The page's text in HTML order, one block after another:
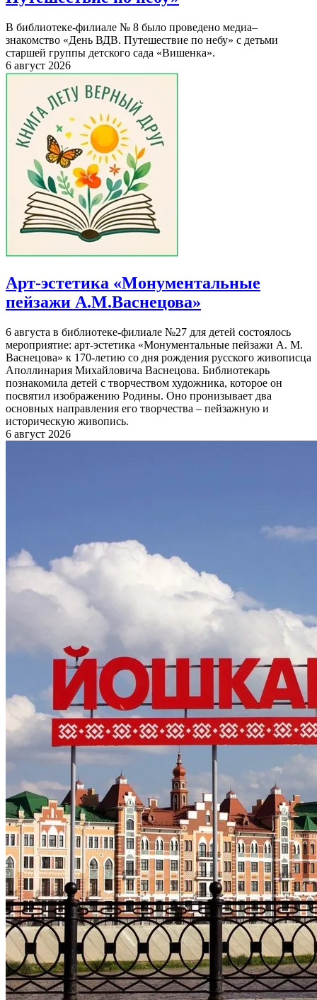
В библиотеке-филиале № 8 было проведено медиа–
знакомство «День ВДВ. Путешествие по небу» с детьми
старшей группы детского сада «Вишенка».
6 август 2026
Арт-эстетика «Монументальные
пейзажи А.М.Васнецова»
6 августа в библиотеке-филиале №27 для детей состоялось
мероприятие: арт-эстетика «Монументальные пейзажи А. М.
Васнецова» к 170-летию со дня рождения русского живописца
Аполлинария Михайловича Васнецова. Библиотекарь
познакомила детей с творчеством художника, которое он
посвятил изображению Родины. Оно пронизывает два
основных направления его творчества – пейзажную и
историческую живопись.
6 август 2026